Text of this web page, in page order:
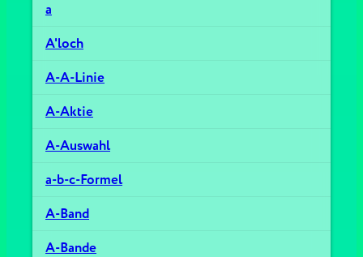
a
A'loch
A-A-Linie
A-Aktie
A-Auswahl
a-b-c-Formel
A-Band
A-Bande